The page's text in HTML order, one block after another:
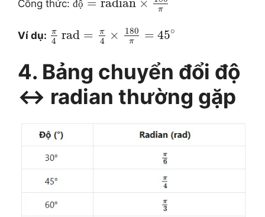
Công thức: độ = radian × π
Ví dụ: π
4 rad = π
4 × 180
π = 45∘
4. Bảng chuyển đổi độ
↔ radian thường gặp